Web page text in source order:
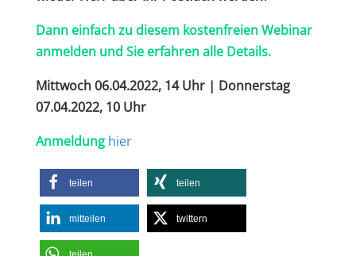
Dann einfach zu diesem kostenfreien Webinar
anmelden und Sie erfahren alle Details.
Mittwoch 06.04.2022, 14 Uhr | Donnerstag
07.04.2022, 10 Uhr
Anmeldung hier
teilen teilen
mitteilen twittern